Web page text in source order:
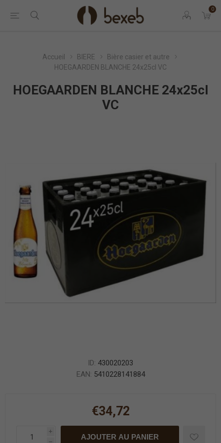
0
Accueil BIERE
Bière casier et autre
HOEGAARDEN BLANCHE 24x25cl VC
HOEGAARDEN BLANCHE 24x25cl
VC
ID: 430020203
EAN: 5410228141884
€34,72
i
h
AJOUTER AU PANIER